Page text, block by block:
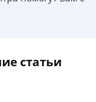
статьи